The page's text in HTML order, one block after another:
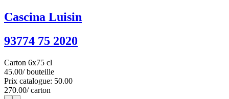
Cascina Luisin
93774 75 2020
Carton 6x75 cl
45.00/ bouteille
Prix catalogue: 50.00
270.00/ carton